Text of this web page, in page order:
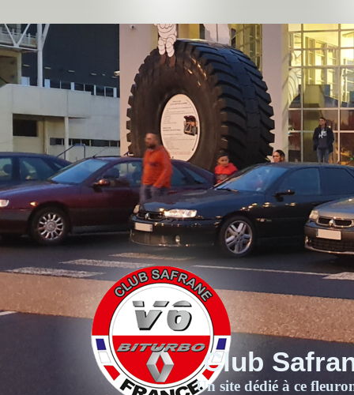
Club
Un site dédié à ce